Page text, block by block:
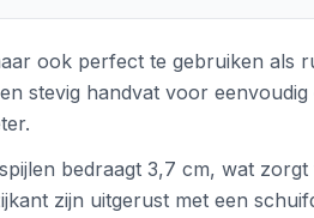
ook perfect te gebruiken als
stevig handvat voor eenvoudig
bedraagt 3,7 cm, wat
zijn uitgerust met een